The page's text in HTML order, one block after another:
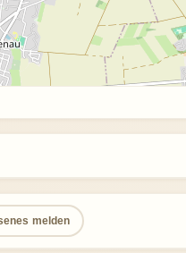
melden